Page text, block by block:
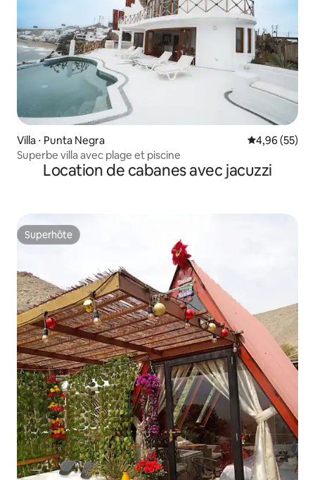
Villa ⋅ Punta Negra Évaluation
4,96 (55)
Superbe villa avec plage et piscine
Location de cabanes avec jacuzzi
Superhôte
Superhôte